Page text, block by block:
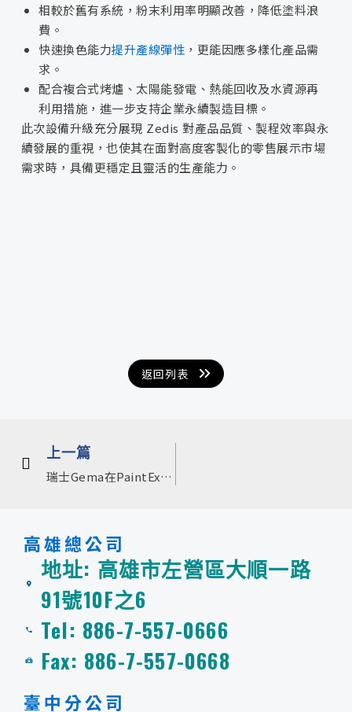
相較於舊有系統，粉末利用率明顯改善，降低塗料浪
費。
快速換色能力提升產線彈性 ，更能因應多樣化產品需
求。
配合複合式烤爐、太陽能發電、熱能回收及水資源再
利用措施，進一步支持企業永續製造目標。
此次設備升級充分展現 Zedis 對產品品質、製程效率與永
續發展的重視，也使其在面對高度客製化的零售展示市場
需求時，具備更穩定且靈活的生產能力。
返回列表
上一篇
瑞士Gema在PaintExpo 2026：創新技術與實機演示圓滿成功
高雄總公司
地址: 高雄市左營區大順一路
91號10F之6
Tel: 886-7-557-0666
Fax: 886-7-557-0668
臺中分公司